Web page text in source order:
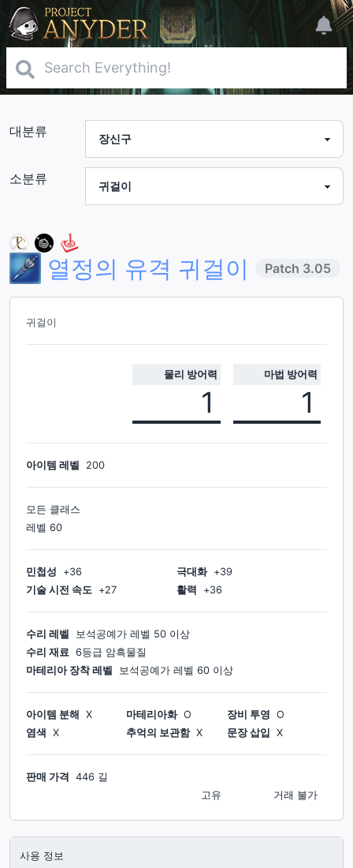
대분류
소분류
열정의 유격 귀걸이 Patch 3.05
귀걸이
물리 방어력
1
마법 방어력
1
아이템 레벨 200
모든 클래스
레벨 60
민첩성 +36 극대화 +39
기술 시전 속도 +27 활력 +36
수리 레벨 보석공예가 레벨 50 이상
수리 재료 6등급 암흑물질
마테리아 장착 레벨
보석공예가 레벨 60 이상
아이템 분해 X 마테리아화 O 장비 투영 O
염색
X 추억의 보관함 X 문장 삽입 X
판매 가격
446 길
거래 불가
고유
사용 정보